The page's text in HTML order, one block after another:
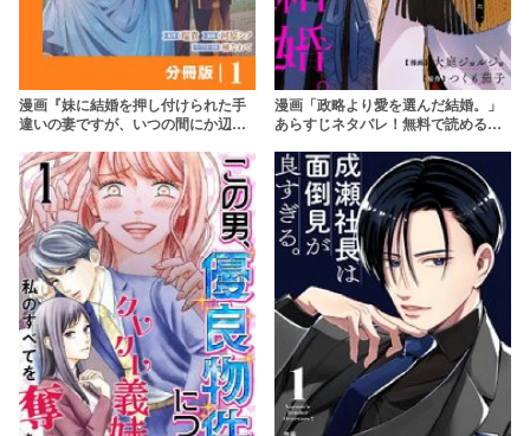
漫画『妹に結婚を押し付けられた手
違いの妻ですが、いつの間にか辺境
タバレ・無料配信情報！rawやpdfで
読むのはやめよう
漫画「政略より愛を選んだ結婚。」
あらすじネタバレ！無料で読める？